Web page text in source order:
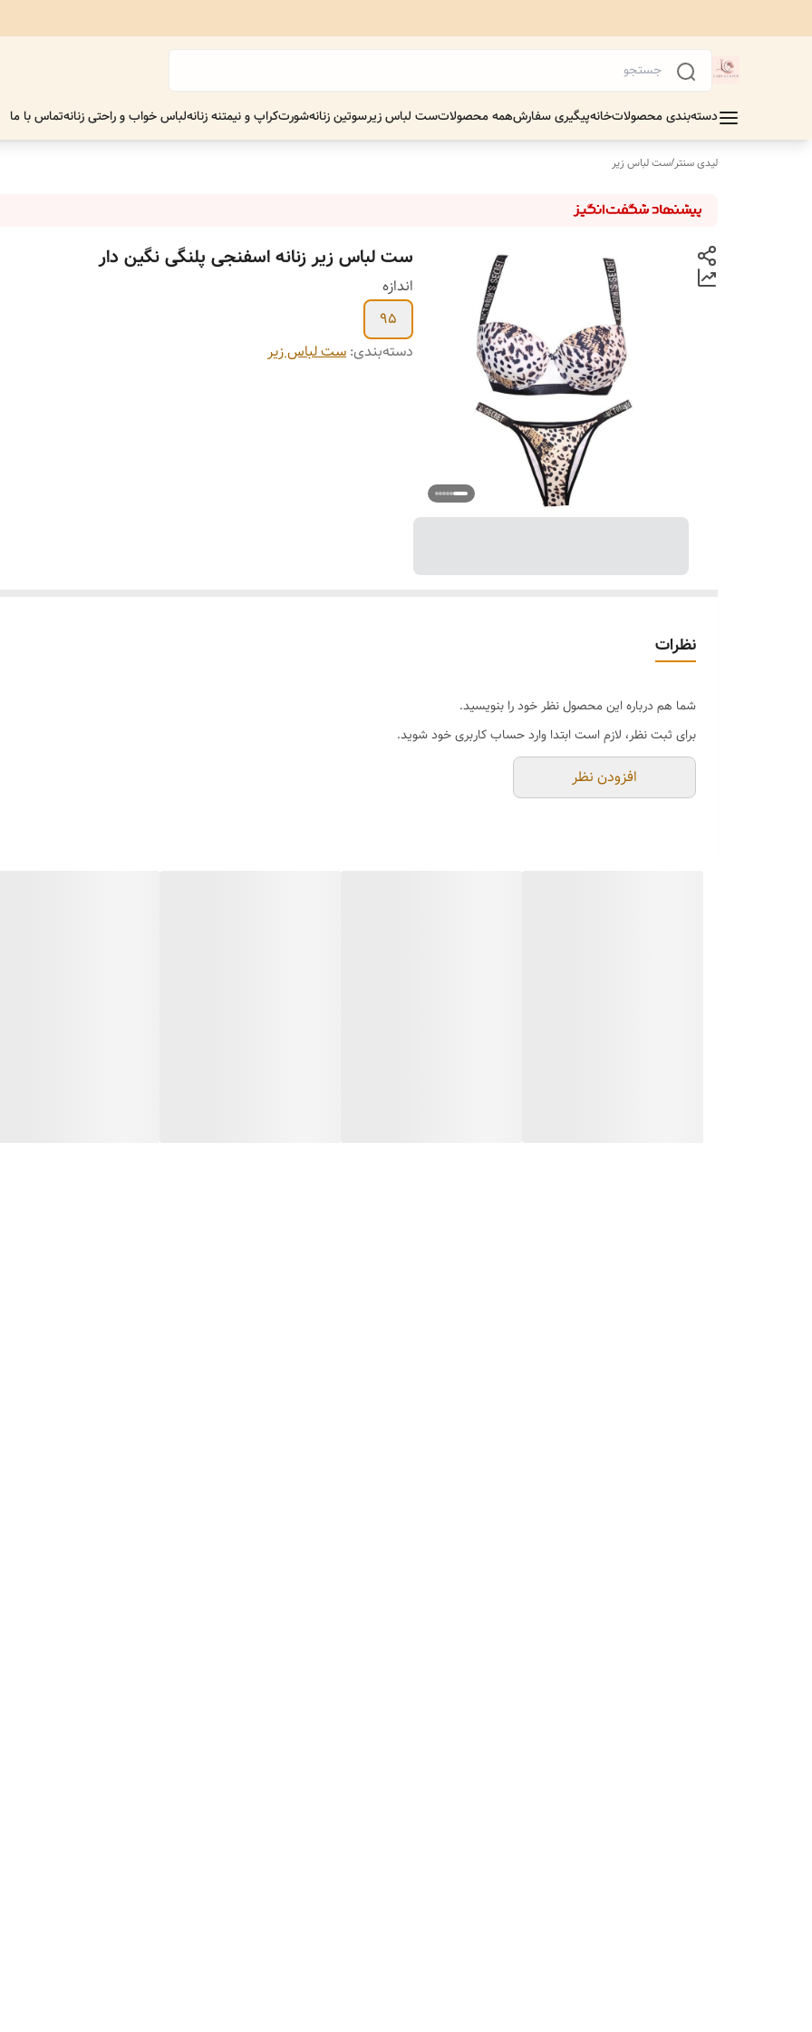
دسته‌بندی محصولاتخانهپیگیری سفارشهمه محصولاتست لباس زیرسوتین زنانهشورتکراپ و نیمتنه زنانهلباس خواب و راحتی زنانهتماس با ما
لیدی سنتر/ست لباس زیر
ست لباس زیر زنانه اسفنجی پلنگی نگین دار
اندازه
95
دسته‌بندی: ست لباس زیر
نظرات
شما هم درباره این محصول نظر خود را بنویسید.
برای ثبت نظر، لازم است ابتدا وارد حساب کاربری خود شوید.
افزودن نظر